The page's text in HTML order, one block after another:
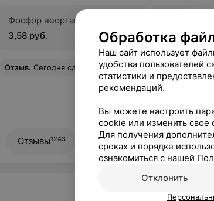
Фосфор неорганический
3,58 руб.
4,52 руб.
Отзыв. Сегодня сдавала кровь, народу в отделении было очень много. Честно говоря, сначала расстроилась, думая, что проведу здесь полдня. Но, к моему удивлению, всё прошло на удивление быстро! Несмотря на ажиотаж, персонал работал быстро, без суеты. Процедурный кабинет — профессионально и почти безболезненно. Спасибо за то, что вы есть!
Отзывы1243 Все адреса
Обработка
Наш сайт использует
удобства пользователей
статистики и
рекомендаций.
Вы можете настроить
cookie или изменить свое
Для получения
сроках и порядке
ознакомиться с нашей
Отклонить